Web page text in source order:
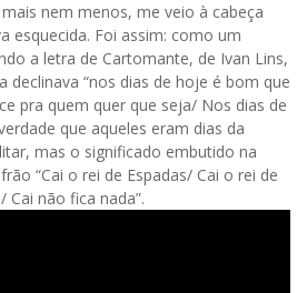
nem menos, me veio à cabeça
esquecida. Foi assim: como um
a letra de Cartomante, de Ivan Lins,
declinava “nos dias de hoje é bom que
pra quem quer que seja/ Nos dias de
que aqueles eram dias da
mas o significado embutido na
“Cai o rei de Espadas/ Cai o rei de
Cai não fica nada”.